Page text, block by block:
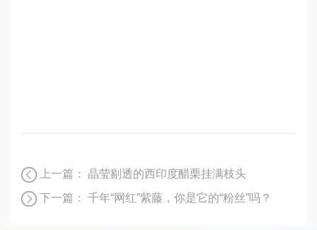
上一篇：
晶莹剔透的西印度醋栗挂满枝头
下一篇：
千年“网红”紫藤，你是它的“粉丝”吗？